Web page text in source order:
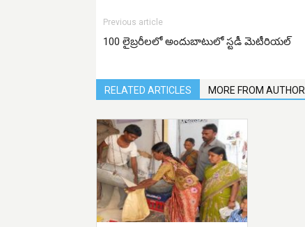
Previous article
100 లైబ్రరీలలో అందుబాటులో స్టడీ మెటీరియల్
RELATED ARTICLES MORE FROM AUTHOR